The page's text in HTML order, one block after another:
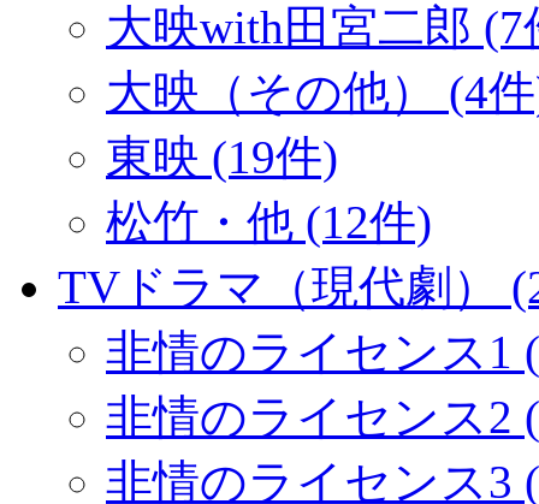
大映with田宮二郎 (7
大映（その他） (4
東映 (19件)
松竹・他 (12件)
TVドラマ（現代劇）
非情のライセンス1
非情のライセンス2
非情のライセンス3